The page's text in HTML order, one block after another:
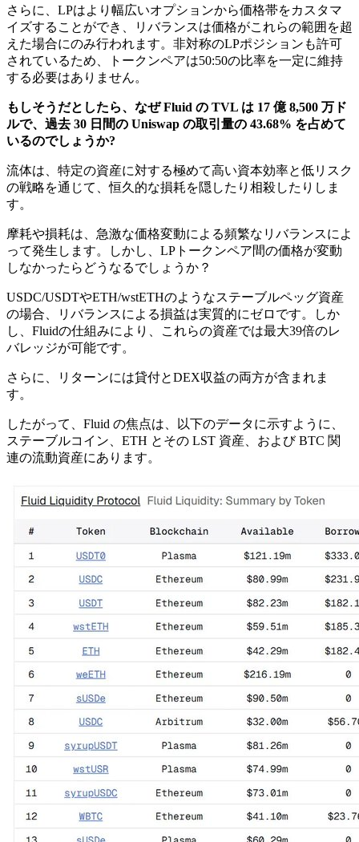
さらに、LPはより幅広いオプションから価格帯をカスタマ
イズすることができ、リバランスは価格がこれらの範囲を超
えた場合にのみ行われます。非対称のLPポジションも許可
されているため、トークンペアは50:50の比率を一定に維持
する必要はありません。
もしそうだとしたら、なぜ Fluid の TVL は 17 億 8,500 万ド
ルで、過去 30 日間の Uniswap の取引量の 43.68% を占めて
いるのでしょうか?
流体は、特定の資産に対する極めて高い資本効率と低リスク
の戦略を通じて、恒久的な損耗を隠したり相殺したりしま
す。
摩耗や損耗は、急激な価格変動による頻繁なリバランスによ
って発生します。しかし、LPトークンペア間の価格が変動
しなかったらどうなるでしょうか？
USDC/USDTやETH/wstETHのようなステーブルペッグ資産
の場合、リバランスによる損益は実質的にゼロです。しか
し、Fluidの仕組みにより、これらの資産では最大39倍のレ
バレッジが可能です。
さらに、リターンには貸付とDEX収益の両方が含まれま
す。
したがって、Fluid の焦点は、以下のデータに示すように、
ステーブルコイン、ETH とその LST 資産、および BTC 関
連の流動資産にあります。